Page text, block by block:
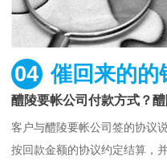
04 催回来的的
醴陵要帐公司付款方式？
客户与醴陵要帐公司签的协议
按回款金额的协议约定结算，